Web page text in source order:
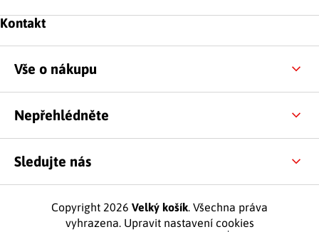
Zápatí
Kontakt
Vše o nákupu
Nepřehlédněte
Sledujte nás
Copyright 2026 Velký košík. Všechna práva
vyhrazena. Upravit nastavení cookies